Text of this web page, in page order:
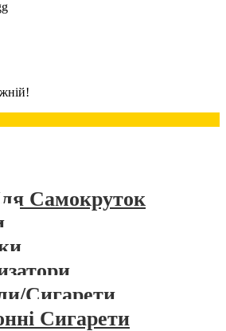
Самокруток
Сигарети
Сигарети